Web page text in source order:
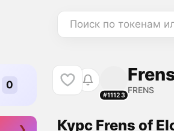
Поиск по токенам
#11123
FRENS
Курс Frens of